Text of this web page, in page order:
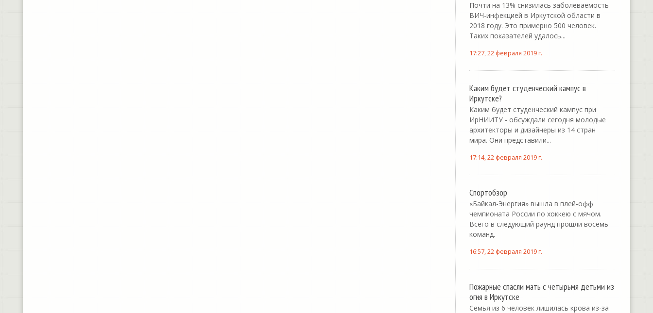
Почти на 13% снизилась заболеваемость
ВИЧ-инфекцией в Иркутской области в
2018 году. Это примерно 500 человек.
Таких показателей удалось...
17:27, 22 февраля 2019 г.
Каким будет студенческий кампус в
Иркутске?
Каким будет студенческий кампус при
ИрНИИТУ - обсуждали сегодня молодые
архитекторы и дизайнеры из 14 стран
мира. Они представили...
17:14, 22 февраля 2019 г.
Спортобзор
«Байкал-Энергия» вышла в плей-офф
чемпионата России по хоккею с мячом.
Всего в следующий раунд прошли восемь
команд.
16:57, 22 февраля 2019 г.
Пожарные спасли мать с четырьмя детьми из
огня в Иркутске
Семья из 6 человек лишилась крова из-за